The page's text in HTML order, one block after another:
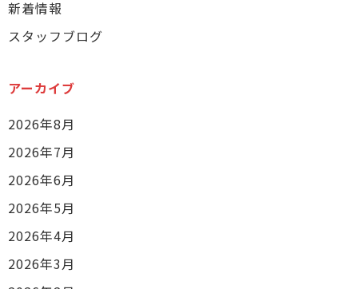
新着情報
スタッフブログ
アーカイブ
2026年8月
2026年7月
2026年6月
2026年5月
2026年4月
2026年3月